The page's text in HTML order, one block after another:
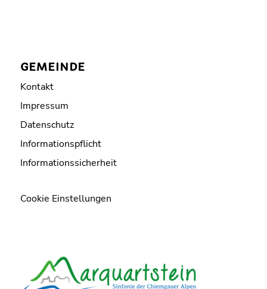
GEMEINDE
Kontakt
Impressum
Datenschutz
Informationspflicht
Informationssicherheit
Cookie Einstellungen